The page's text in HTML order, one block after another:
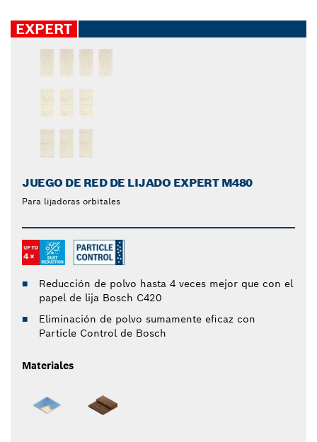
EXPERT
JUEGO DE RED DE LIJADO EXPERT M480
Para lijadoras orbitales
Reducción de polvo hasta 4 veces mejor que con el
papel de lija Bosch C420
Eliminación de polvo sumamente eficaz con
Particle Control de Bosch
Materiales